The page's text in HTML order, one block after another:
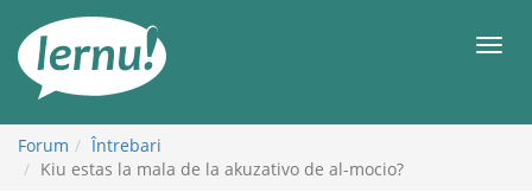
conținut
Forum
Întrebari
Kiu estas la mala de la akuzativo de al-mocio?